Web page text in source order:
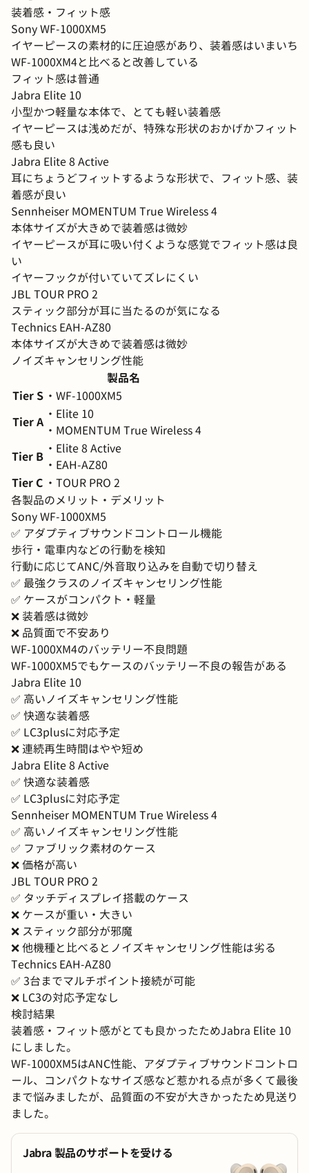
装着感・フィット感
Sony WF-1000XM5
イヤーピースの素材的に圧迫感があり、装着感はいまいち
WF-1000XM4と比べると改善している
フィット感は普通
Jabra Elite 10
小型かつ軽量な本体で、とても軽い装着感
イヤーピースは浅めだが、特殊な形状のおかげかフィット
感も良い
Jabra Elite 8 Active
耳にちょうどフィットするような形状で、フィット感、装
着感が良い
Sennheiser MOMENTUM True Wireless 4
本体サイズが大きめで装着感は微妙
イヤーピースが耳に吸い付くような感覚でフィット感は良
い
イヤーフックが付いていてズレにくい
JBL TOUR PRO 2
スティック部分が耳に当たるのが気になる
Technics EAH-AZ80
本体サイズが大きめで装着感は微妙
ノイズキャンセリング性能
製品名
Tier S ・WF-1000XM5
Tier A
・Elite 10
・MOMENTUM True Wireless 4
Tier B
・Elite 8 Active
・EAH-AZ80
Tier C ・TOUR PRO 2
各製品のメリット・デメリット
Sony WF-1000XM5
✅️ アダプティブサウンドコントロール機能
歩行・電車内などの行動を検知
行動に応じてANC/外音取り込みを自動で切り替え
✅️ 最強クラスのノイズキャンセリング性能
✅️ ケースがコンパクト・軽量
❌️ 装着感は微妙
❌️ 品質面で不安あり
WF-1000XM4のバッテリー不良問題
WF-1000XM5でもケースのバッテリー不良の報告がある
Jabra Elite 10
✅️ 高いノイズキャンセリング性能
✅️ 快適な装着感
✅️ LC3plusに対応予定
❌️ 連続再生時間はやや短め
Jabra Elite 8 Active
✅️ 快適な装着感
✅️ LC3plusに対応予定
Sennheiser MOMENTUM True Wireless 4
✅️ 高いノイズキャンセリング性能
✅️ ファブリック素材のケース
❌️ 価格が高い
JBL TOUR PRO 2
✅️ タッチディスプレイ搭載のケース
❌️ ケースが重い・大きい
❌️ スティック部分が邪魔
❌️ 他機種と比べるとノイズキャンセリング性能は劣る
Technics EAH-AZ80
✅️ 3台までマルチポイント接続が可能
❌️ LC3の対応予定なし
検討結果
装着感・フィット感がとても良かったためJabra Elite 10
にしました。
WF-1000XM5はANC性能、アダプティブサウンドコントロ
ール、コンパクトなサイズ感など惹かれる点が多くて最後
まで悩みましたが、品質面の不安が大きかったため見送り
ました。
Jabra 製品のサポートを受ける